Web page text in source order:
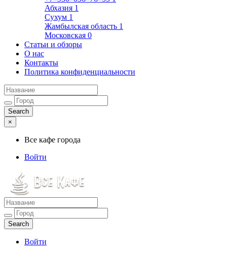
Абхазия 1
Сухум 1
Жамбылская область 1
Московская 0
Статьи и обзоры
О нас
Контакты
Политика конфиденциальности
×
Все кафе города
Войти
Все кафе города
Каталог хороших кафе
Войти